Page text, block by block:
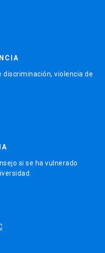
discriminación, violencia de
si se ha vulnerado